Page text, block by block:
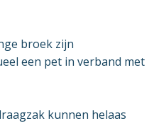
broek zijn
een pet in verband met
kunnen helaas